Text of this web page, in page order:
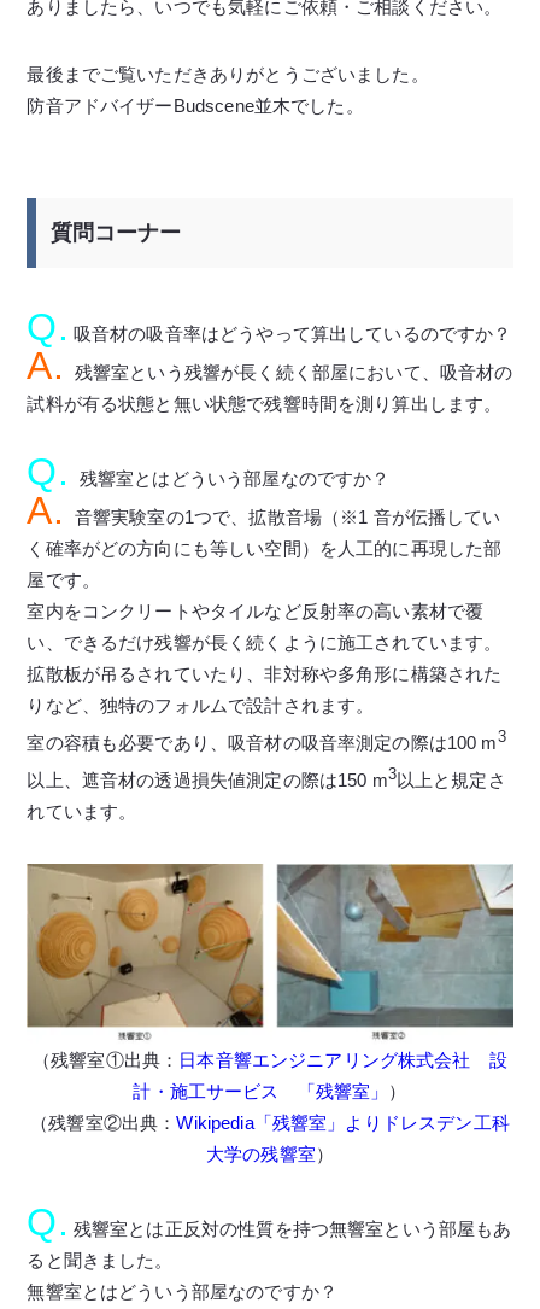
ありましたら、いつでも気軽にご依頼・ご相談ください。
最後までご覧いただきありがとうございました。
防音アドバイザーBudscene並木でした。
質問コーナー
Q. 吸音材の吸音率はどうやって算出しているのですか？
A.
残響室という残響が長く続く部屋において、吸音材の
試料が有る状態と無い状態で残響時間を測り算出します。
Q. 残響室とはどういう部屋なのですか？
A.
音響実験室の1つで、拡散音場（※1 音が伝播してい
く確率がどの方向にも等しい空間）を人工的に再現した部
屋です。
室内をコンクリートやタイルなど反射率の高い素材で覆
い、できるだけ残響が長く続くように施工されています。
拡散板が吊るされていたり、非対称や多角形に構築された
りなど、独特のフォルムで設計されます。
室の容積も必要であり、吸音材の吸音率測定の際は100 m3
以上、遮音材の透過損失値測定の際は150 m3以上と規定さ
れています。
（残響室①出典： 日本音響エンジニアリング株式会社 設
計・施工サービス 「残響室」 ）
（残響室②出典：Wikipedia「残響室」よりドレスデン工科
大学の残響室）
Q. 残響室とは正反対の性質を持つ無響室という部屋もあ
ると聞きました。
無響室とはどういう部屋なのですか？